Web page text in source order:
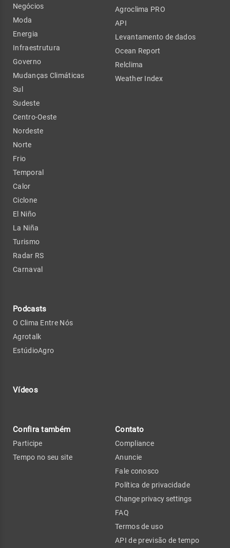
Negócios
Moda
Energia
Infraestrutura
Governo
Mudanças Climáticas
Sul
Sudeste
Centro-Oeste
Nordeste
Norte
Frio
Temporal
Calor
Ciclone
El Niño
La Niña
Turismo
Radar RS
Carnaval
Podcasts
O Clima Entre Nós
Agrotalk
EstúdioAgro
Vídeos
Agroclima PRO
API
Levantamento de dados
Ocean Report
Relclima
Weather Index
Confira também
Participe
Tempo no seu site
Contato
Compliance
Anuncie
Fale conosco
Política de privacidade
Change privacy settings
FAQ
Termos de uso
API de previsão de tempo